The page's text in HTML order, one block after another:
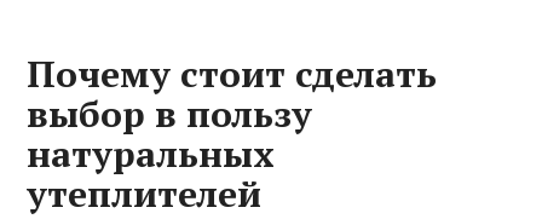
Почему стоит сделать
выбор в пользу
натуральных
утеплителей